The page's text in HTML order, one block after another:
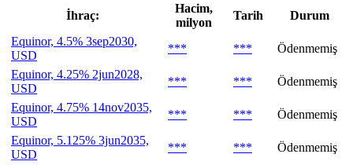
İhraç:
Hacim,
milyon
Tarih
Durum
Equinor, 4.5% 3sep2030,
USD
*** ***
Ödenmemiş
Equinor, 4.25% 2jun2028,
USD
*** ***
Ödenmemiş
Equinor, 4.75% 14nov2035,
USD
*** ***
Ödenmemiş
Equinor, 5.125% 3jun2035,
USD
*** ***
Ödenmemiş